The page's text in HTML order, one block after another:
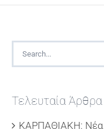
Search
for:
Τελευταία Άρθρα
ΚΑΡΠΑΘΙΑΚΗ: Νέα